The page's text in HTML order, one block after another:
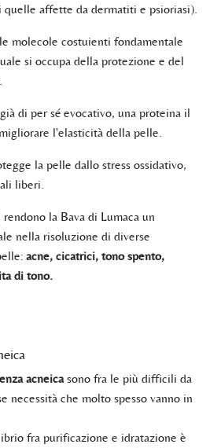
affette da dermatiti e psioriasi).
molecole costuienti fondamentale
si occupa della protezione e del
di per sé evocativo, una proteina il
l'elasticità della pelle.
la pelle dallo stress ossidativo,
liberi.
la Bava di Lumaca un
nella risoluzione di diverse
acne, cicatrici, tono spento,
di tono.
acneicasono fra le più difficili da
necessità che molto spesso vanno in
fra purificazione e idratazione è